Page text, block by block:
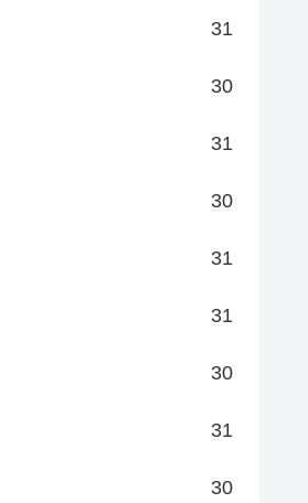
31
30
31
30
31
31
30
31
30